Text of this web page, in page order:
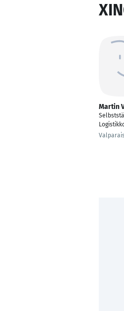
Martin